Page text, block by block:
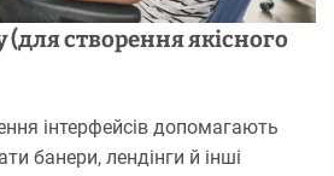
(для створення якісного
інтерфейсів допомагають
банери, лендінги й інші